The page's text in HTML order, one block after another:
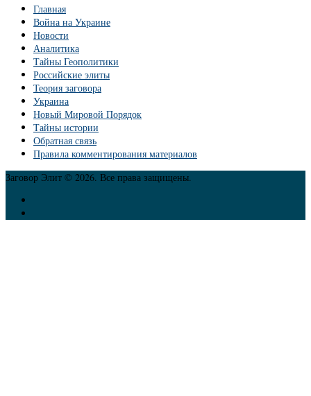
Главная
Война на Украине
Новости
Аналитика
Тайны Геополитики
Российские элиты
Теория заговора
Украина
Новый Мировой Порядок
Тайны истории
Обратная связь
Правила комментирования материалов
Заговор Элит © 2026. Все права защищены.